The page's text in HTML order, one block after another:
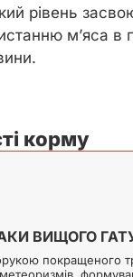
рівень
м’яса в
корму
ВИЩОГО
покращеного